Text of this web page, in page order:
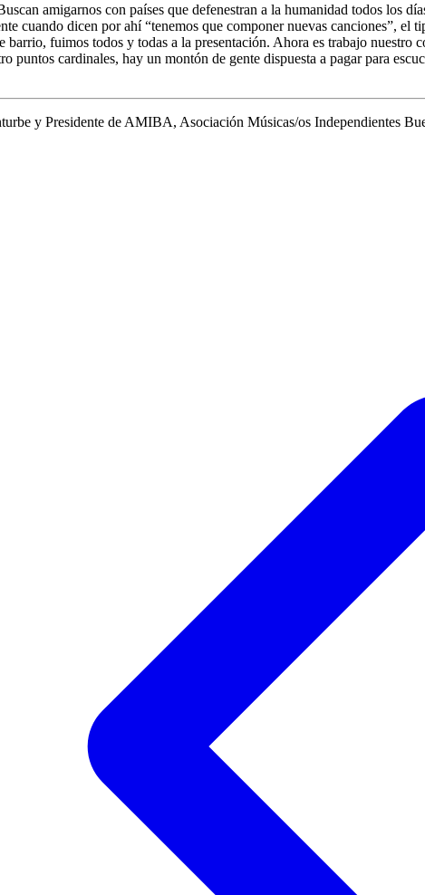
amigarnos con países que defenestran a la humanidad todos los
cuando dicen por ahí “tenemos que componer nuevas canciones”,
barrio, fuimos todos y todas a la presentación. Ahora es trabajo
puntos cardinales, hay un montón de gente dispuesta a pagar para
y Presidente de AMIBA, Asociación Músicas/os Independientes